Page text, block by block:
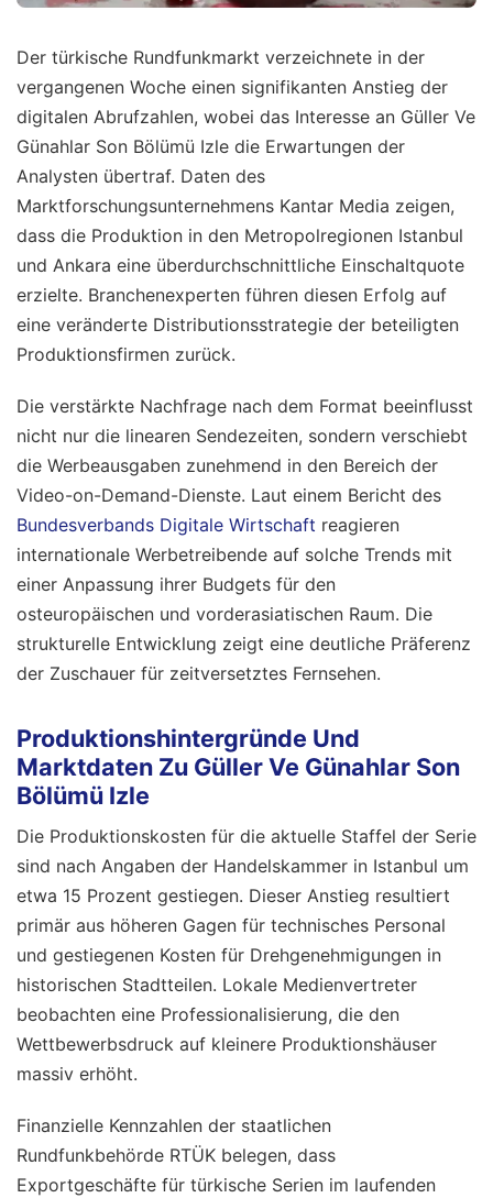
Der türkische Rundfunkmarkt verzeichnete in der
vergangenen Woche einen signifikanten Anstieg der
digitalen Abrufzahlen, wobei das Interesse an Güller Ve
Günahlar Son Bölümü Izle die Erwartungen der
Analysten übertraf. Daten des
Marktforschungsunternehmens Kantar Media zeigen,
dass die Produktion in den Metropolregionen Istanbul
und Ankara eine überdurchschnittliche Einschaltquote
erzielte. Branchenexperten führen diesen Erfolg auf
eine veränderte Distributionsstrategie der beteiligten
Produktionsfirmen zurück.
Die verstärkte Nachfrage nach dem Format beeinflusst
nicht nur die linearen Sendezeiten, sondern verschiebt
die Werbeausgaben zunehmend in den Bereich der
Video-on-Demand-Dienste. Laut einem Bericht des
Bundesverbands Digitale Wirtschaft reagieren
internationale Werbetreibende auf solche Trends mit
einer Anpassung ihrer Budgets für den
osteuropäischen und vorderasiatischen Raum. Die
strukturelle Entwicklung zeigt eine deutliche Präferenz
der Zuschauer für zeitversetztes Fernsehen.
Produktionshintergründe Und
Marktdaten Zu Güller Ve Günahlar Son
Bölümü Izle
Die Produktionskosten für die aktuelle Staffel der Serie
sind nach Angaben der Handelskammer in Istanbul um
etwa 15 Prozent gestiegen. Dieser Anstieg resultiert
primär aus höheren Gagen für technisches Personal
und gestiegenen Kosten für Drehgenehmigungen in
historischen Stadtteilen. Lokale Medienvertreter
beobachten eine Professionalisierung, die den
Wettbewerbsdruck auf kleinere Produktionshäuser
massiv erhöht.
Finanzielle Kennzahlen der staatlichen
Rundfunkbehörde RTÜK belegen, dass
Exportgeschäfte für türkische Serien im laufenden